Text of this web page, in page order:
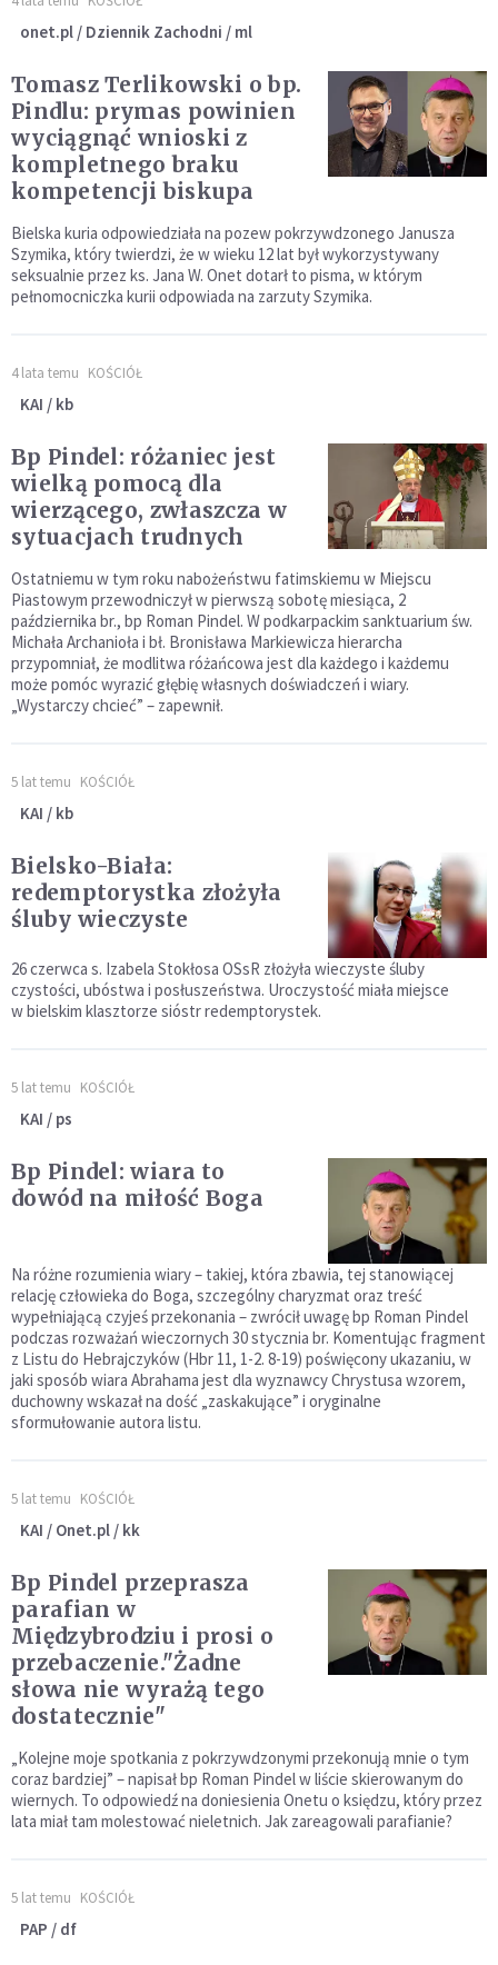
onet.pl / Dziennik Zachodni / ml
Tomasz Terlikowski o bp.
Pindlu: prymas powinien
wyciągnąć wnioski z
kompletnego braku
kompetencji biskupa
Bielska kuria odpowiedziała na pozew pokrzywdzonego Janusza
Szymika, który twierdzi, że w wieku 12 lat był wykorzystywany
seksualnie przez ks. Jana W. Onet dotarł to pisma, w którym
pełnomocniczka kurii odpowiada na zarzuty Szymika.
4 lata temu KOŚCIÓŁ
KAI / kb
Bp Pindel: różaniec jest
wielką pomocą dla
wierzącego, zwłaszcza w
sytuacjach trudnych
Ostatniemu w tym roku nabożeństwu fatimskiemu w Miejscu
Piastowym przewodniczył w pierwszą sobotę miesiąca, 2
października br., bp Roman Pindel. W podkarpackim sanktuarium św.
Michała Archanioła i bł. Bronisława Markiewicza hierarcha
przypomniał, że modlitwa różańcowa jest dla każdego i każdemu
może pomóc wyrazić głębię własnych doświadczeń i wiary.
„Wystarczy chcieć” – zapewnił.
5 lat temu KOŚCIÓŁ
KAI / kb
Bielsko-Biała:
redemptorystka złożyła
śluby wieczyste
26 czerwca s. Izabela Stokłosa OSsR złożyła wieczyste śluby
czystości, ubóstwa i posłuszeństwa. Uroczystość miała miejsce
w bielskim klasztorze sióstr redemptorystek.
5 lat temu KOŚCIÓŁ
KAI / ps
Bp Pindel: wiara to
dowód na miłość Boga
Na różne rozumienia wiary – takiej, która zbawia, tej stanowiącej
relację człowieka do Boga, szczególny charyzmat oraz treść
wypełniającą czyjeś przekonania – zwrócił uwagę bp Roman Pindel
podczas rozważań wieczornych 30 stycznia br. Komentując fragment
z Listu do Hebrajczyków (Hbr 11, 1-2. 8-19) poświęcony ukazaniu, w
jaki sposób wiara Abrahama jest dla wyznawcy Chrystusa wzorem,
duchowny wskazał na dość „zaskakujące” i oryginalne
sformułowanie autora listu.
5 lat temu KOŚCIÓŁ
KAI / Onet.pl / kk
Bp Pindel przeprasza
parafian w
Międzybrodziu i prosi o
przebaczenie."Żadne
słowa nie wyrażą tego
dostatecznie"
„Kolejne moje spotkania z pokrzywdzonymi przekonują mnie o tym
coraz bardziej” – napisał bp Roman Pindel w liście skierowanym do
wiernych. To odpowiedź na doniesienia Onetu o księdzu, który przez
lata miał tam molestować nieletnich. Jak zareagowali parafianie?
5 lat temu KOŚCIÓŁ
PAP / df